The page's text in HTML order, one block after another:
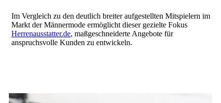
Im Vergleich zu den deutlich breiter aufgestellten Mitspielern im
Markt der Männermode ermöglicht dieser gezielte Fokus
Herrenausstatter.de, maßgeschneiderte Angebote für
anspruchsvolle Kunden zu entwickeln.